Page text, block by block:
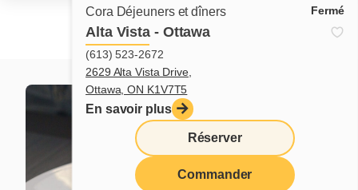
Cora Déjeuners et dîners Fermé
Alta Vista - Ottawa
(613) 523-2672
2629 Alta Vista Drive,
Ottawa, ON K1V7T5
En savoir plus
Réserver
Commander